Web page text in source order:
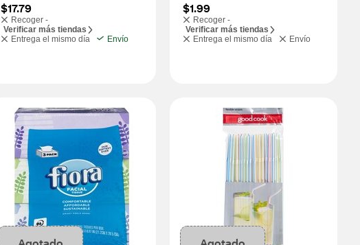
$17.79
Recoger -
Verificar más tiendas
Entrega el mismo día
Envío
$1.99
Recoger -
Verificar más tiendas
Entrega el mismo día
Envío